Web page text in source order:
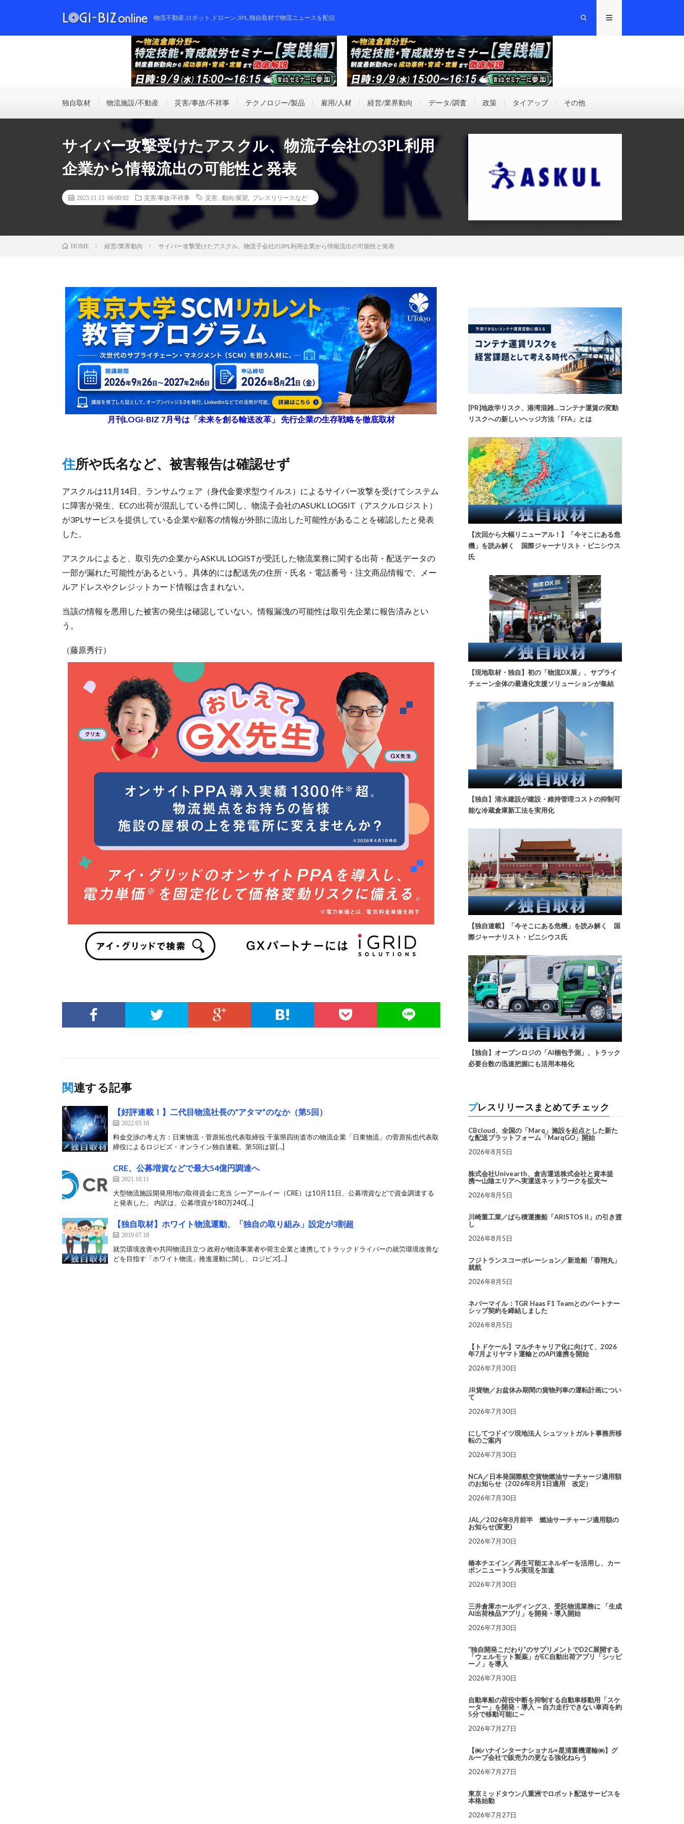
物流不動産,ロボット,ドローン,3PL,独自取材で物流ニュースを配信
独自取材 物流施設/不動産 災害/事故/不祥事 テクノロジー/製品 雇用/人材 経営/業界動向 データ/調査 政策 タイアップ その他
サイバー攻撃受けたアスクル、物流子会社の3PL利用
企業から情報流出の可能性と発表
2025.11.15 06:00:02 災害/事故/不祥事 災害 動向/展望 プレスリリースなど
HOME 経営/業界動向 サイバー攻撃受けたアスクル、物流子会社の3PL利用企業から情報流出の可能性と発表
月刊LOGI-BIZ 7月号は「未来を創る輸送改革」 先行企業の生存戦略を徹底取材
住所や氏名など、被害報告は確認せず
アスクルは11月14日、ランサムウェア（身代金要求型ウイルス）によるサイバー攻撃を受けてシステム
に障害が発生、ECの出荷が混乱している件に関し、物流子会社のASUKL LOGSIT（アスクルロジスト）
が3PLサービスを提供している企業や顧客の情報が外部に流出した可能性があることを確認したと発表
した。
アスクルによると、取引先の企業からASKUL LOGISTが受託した物流業務に関する出荷・配送データの
一部が漏れた可能性があるという。具体的には配送先の住所・氏名・電話番号・注文商品情報で、メー
ルアドレスやクレジットカード情報は含まれない。
当該の情報を悪用した被害の発生は確認していない。情報漏洩の可能性は取引先企業に報告済みとい
う。
（藤原秀行）
関連する記事
【好評連載！】二代目物流社長の“アタマ”のなか（第5回）
2022.05.16
料金交渉の考え方：日東物流・菅原拓也代表取締役 千葉県四街道市の物流企業「日東物流」の菅原拓也代表取
締役によるロジビズ・オンライン独自連載。第5回は皆[…]
CRE、公募増資などで最大54億円調達へ
2021.10.11
大型物流施設開発用地の取得資金に充当 シーアールイー（CRE）は10月11日、公募増資などで資金調達する
と発表した。 内訳は、公募増資が180万240[…]
【独自取材】ホワイト物流運動、「独自の取り組み」設定が3割超
2019.07.18
就労環境改善や共同物流目立つ 政府が物流事業者や荷主企業と連携してトラックドライバーの就労環境改善な
どを目指す「ホワイト物流」推進運動に関し、ロジビズ[…]
[PR]地政学リスク、港湾混雑…コンテナ運賃の変動
リスクへの新しいヘッジ方法「FFA」とは
【次回から大幅リニューアル！】「今そこにある危
機」を読み解く 国際ジャーナリスト・ビニシウス
氏
【現地取材・独自】初の「物流DX展」、サプライ
チェーン全体の最適化支援ソリューションが集結
【独自】清水建設が建設・維持管理コストの抑制可
能な冷蔵倉庫新工法を実用化
【独自連載】「今そこにある危機」を読み解く 国
際ジャーナリスト・ビニシウス氏
【独自】オープンロジの「AI梱包予測」、トラック
必要台数の迅速把握にも活用本格化
プレスリリースまとめてチェック
CBcloud、全国の「Marq」施設を起点とした新た
な配送プラットフォーム「MarqGO」開始
2026年8月5日
株式会社Univearth、倉吉運送株式会社と資本提
携〜山陰エリアへ実運送ネットワークを拡大〜
2026年8月5日
川崎重工業／ばら積運搬船「ARISTOS II」の引き渡
し
2026年8月5日
フジトランスコーポレーション／新造船「蓉翔丸」
就航
2026年8月5日
ネバーマイル：TGR Haas F1 Teamとのパートナー
シップ契約を締結しました
2026年8月5日
【トドケール】マルチキャリア化に向けて、2026
年7月よりヤマト運輸とのAPI連携を開始
2026年7月30日
JR貨物／お盆休み期間の貨物列車の運転計画につい
て
2026年7月30日
にしてつドイツ現地法人 シュツットガルト事務所移
転のご案内
2026年7月30日
NCA／日本発国際航空貨物燃油サーチャージ適用額
のお知らせ（2026年8月1日適用 改定）
2026年7月30日
JAL／2026年8月前半 燃油サーチャージ適用額の
お知らせ(変更)
2026年7月30日
椿本チエイン／再生可能エネルギーを活用し、カー
ボンニュートラル実現を加速
2026年7月30日
三井倉庫ホールディングス、受託物流業務に 「生成
AI出荷検品アプリ」を開発・導入開始
2026年7月30日
“独自開発こだわり”のサプリメントでD2C展開する
「ウェルモット製薬」がEC自動出荷アプリ「シッピ
ーノ」を導入
2026年7月30日
自動車船の荷役中断を抑制する自動車移動用「スケ
ーター」を開発・導入 ～自力走行できない車両を約
5分で移動可能に～
2026年7月27日
【㈱ハナインターナショナル×星清重機運輸㈱】グ
ループ会社で販売力の更なる強化ねらう
2026年7月27日
東京ミッドタウン八重洲でロボット配送サービスを
本格始動
2026年7月27日